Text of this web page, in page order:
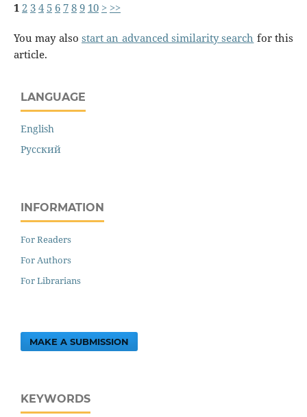
12 34 5 6 789 10 > >>
You may also start an advanced similarity search for this
article.
LANGUAGE
English
Русский
INFORMATION
For Readers
For Authors
For Librarians
MAKE A SUBMISSION
KEYWORDS